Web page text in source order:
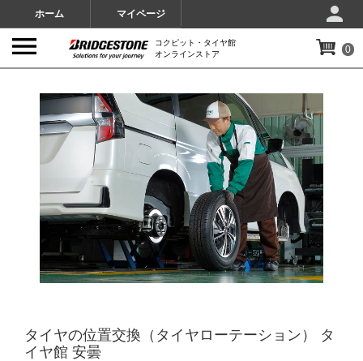
ホーム マイページ
コクピット・タイヤ館
オンラインストア
0
タイヤの位置交換（タイヤローテーション） タ
イヤ館 安曇